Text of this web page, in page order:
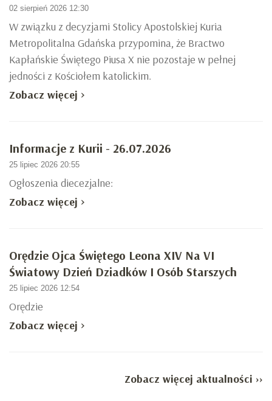
02 sierpień 2026 12:30
W związku z decyzjami Stolicy Apostolskiej Kuria
Metropolitalna Gdańska przypomina, że Bractwo
Kapłańskie Świętego Piusa X nie pozostaje w pełnej
jedności z Kościołem katolickim.
Zobacz więcej >
Informacje z Kurii - 26.07.2026
25 lipiec 2026 20:55
Ogłoszenia diecezjalne:
Zobacz więcej >
Orędzie Ojca Świętego Leona XIV Na VI
Światowy Dzień Dziadków I Osób Starszych
25 lipiec 2026 12:54
Orędzie
Zobacz więcej >
Zobacz więcej aktualności ››